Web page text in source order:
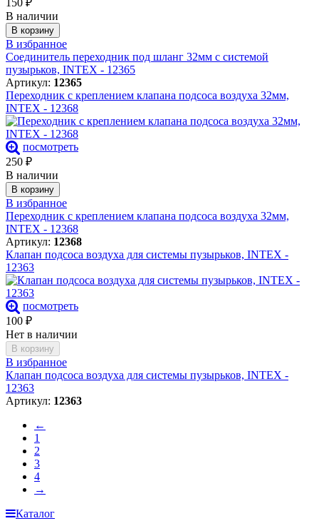
150 ₽
В наличии
В корзину
В избранное
Соединитель переходник под шланг 32мм с системой
пузырьков, INTEX - 12365
Артикул: 12365
Переходник с креплением клапана подсоса воздуха 32мм,
INTEX - 12368
посмотреть
250 ₽
В наличии
В корзину
В избранное
Переходник с креплением клапана подсоса воздуха 32мм,
INTEX - 12368
Артикул: 12368
Клапан подсоса воздуха для системы пузырьков, INTEX -
12363
посмотреть
100 ₽
Нет в наличии
В корзину
В избранное
Клапан подсоса воздуха для системы пузырьков, INTEX -
12363
Артикул: 12363
←
1
2
3
4
→
Каталог